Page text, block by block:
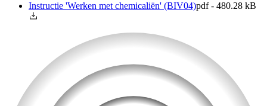
Instructie 'Werken met chemicaliën' (BIV04)pdf - 480.28 kB